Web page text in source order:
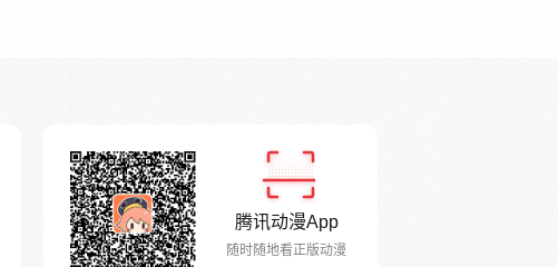
腾讯动漫App
随时随地看正版动漫